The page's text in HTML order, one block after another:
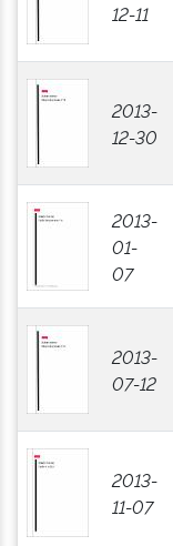
12-11
2013-
12-30
2013-
01-
07
2013-
07-12
2013-
11-07